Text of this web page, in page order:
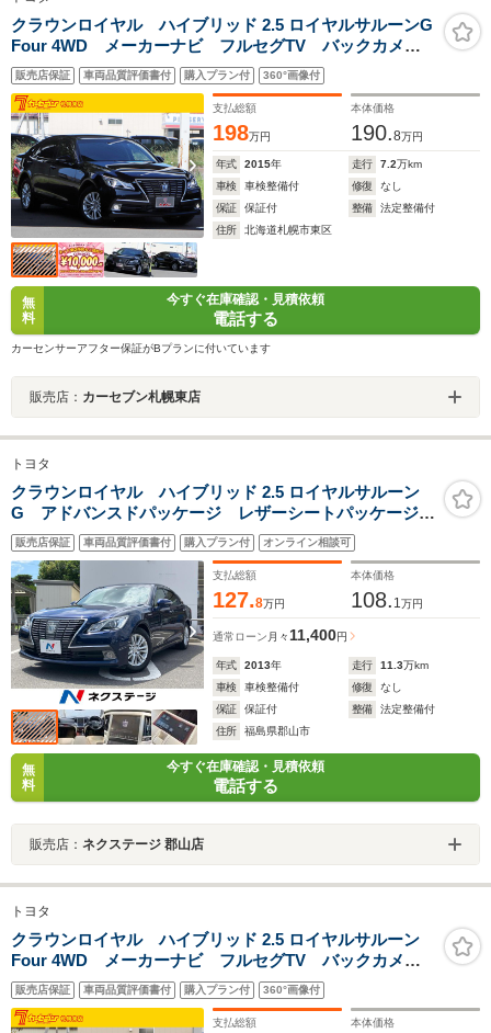
クラウンロイヤル ハイブリッド 2.5 ロイヤルサルーンG
Four 4WD メーカーナビ フルセグTV バックカメ
ラ クルーズコントロール インテリジェントAFS
LEDフォグ メモリー付パワーシート シートヒータ
ー ETC 電動サンシェード ステアリングヒーター
販売店保証 車両品質評価書付 購入プラン付 360°画像付
支払総額
198万円
本体価格
190.8万円
年式 2015年 走行 7.2万km
車検
車検整備付 修復
なし
保証
保証付 整備
法定整備付
住所
北海道札幌市東区
無
料
今すぐ在庫確認・見積依頼
電話する
カーセンサーアフター保証がBプランに付いています
販売店： カーセブン札幌東店
トヨタ
クラウンロイヤル ハイブリッド 2.5 ロイヤルサルーン
G アドバンスドパッケージ レザーシートパッケージ
バックカメラ ベージュ革シート 電動サンシェード
HDDナビシステム HIDヘッドライト 雨滴感応式オー
トワイパー
販売店保証 車両品質評価書付 購入プラン付 オンライン相談可
支払総額
127.8万円
本体価格
108. 1万円
通常ローン 月々 11,400円
年式 2013年 走行 11.3万km
車検
車検整備付 修復
なし
保証
保証付 整備
法定整備付
住所
福島県郡山市
無
料
今すぐ在庫確認・見積依頼
電話する
販売店： ネクステージ 郡山店
トヨタ
クラウンロイヤル ハイブリッド 2.5 ロイヤルサルーン
Four 4WD メーカーナビ フルセグTV バックカメ
ラ HIDヘッドライト LEDフォグランプ クルーズコン
トロール 電動チルト スーパーライブサウンド パワ
ーシート シートバックアシストグリップ
販売店保証 車両品質評価書付 購入プラン付 360°画像付
支払総額 本体価格